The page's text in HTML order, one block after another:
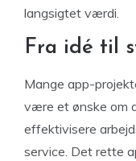
langsigtet værdi.
Fra idé til
Mange app-
være et ønske om
effektivisere
service. Det rette